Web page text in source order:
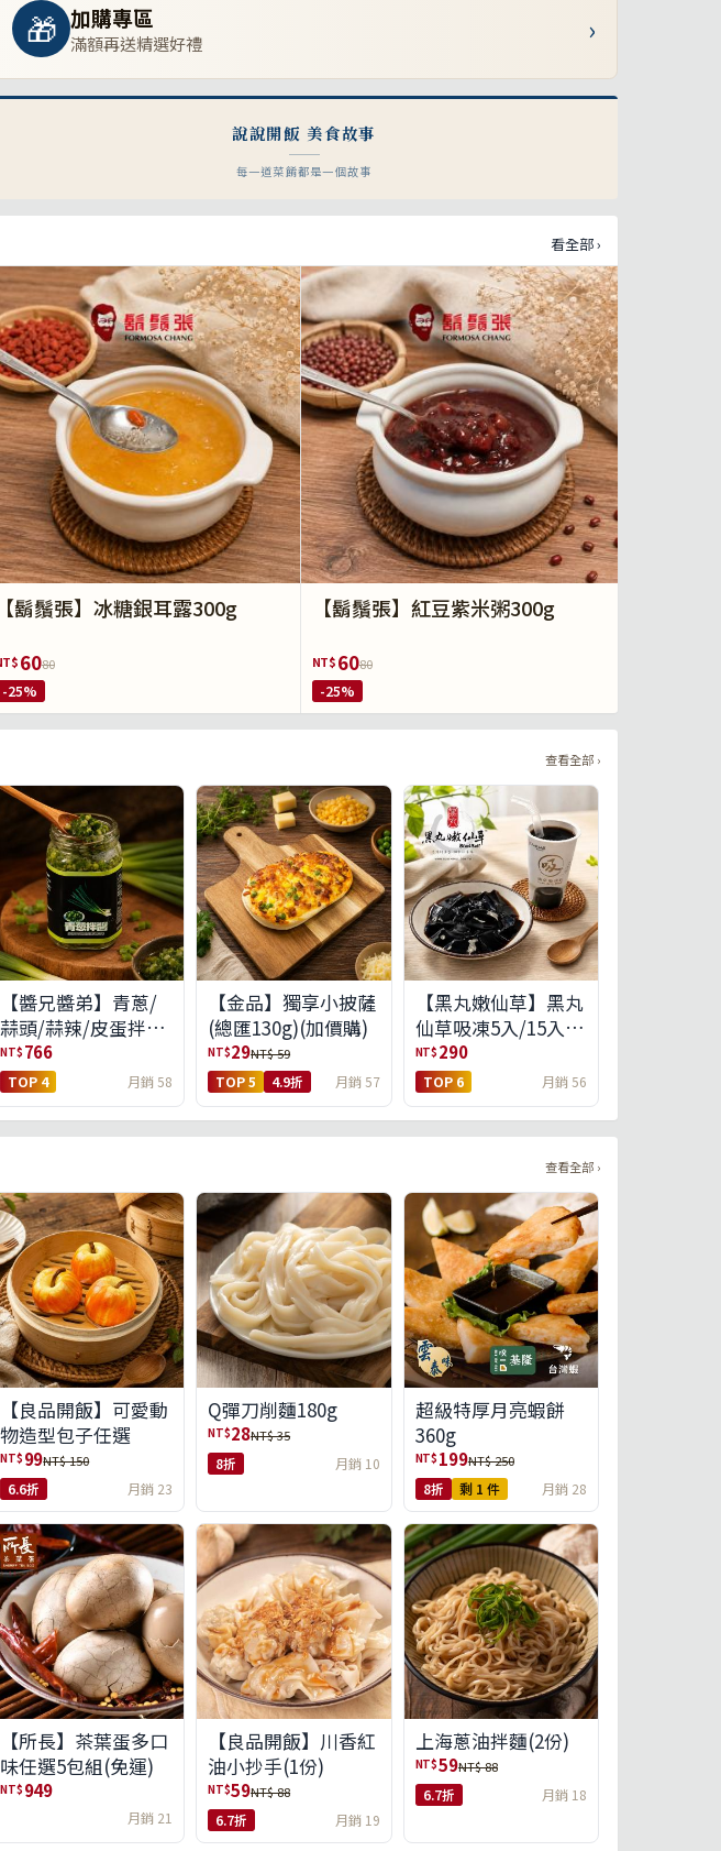
🎁 加購專區
滿額再送精選好禮 ›
說說開飯 美食故事
每一道菜餚都是一個故事
看全部 ›
【鬍鬚張】冰糖銀耳露300g
6080
-25%
【鬍鬚張】紅豆紫米粥300g
NT$6080
-25%
查看全部 ›
【醬兄醬弟】青蔥/
蒜頭/蒜辣/皮蛋拌醬
4件任選(免運組)
NT$ 766
TOP 4 月銷 58
【金品】獨享小披薩
(總匯130g)(加價購)
NT$29NT$ 59
TOP 5 4.9折 月銷 57
【黑丸嫩仙草】黑丸
仙草吸凍5入/15入
(免運)(預購中8/14出
貨)
NT$ 290
TOP 6 月銷 56
查看全部 ›
【良品開飯】可愛動
物造型包子任選
NT$ 99NT$ 150
6.6折 月銷 23
Q彈刀削麵180g
NT$28NT$ 35
8折 月銷 10
超級特厚月亮蝦餅
360g
NT$ 199NT$ 250
8折 剩 1 件 月銷 28
【所長】茶葉蛋多口
味任選5包組(免運)
NT$ 949
月銷 21
【良品開飯】川香紅
油小抄手(1份)
NT$59NT$ 88
6.7折 月銷 19
上海蔥油拌麵(2份)
NT$59NT$ 88
6.7折 月銷 18